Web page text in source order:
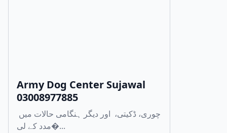
Army Dog Center Sujawal
03008977885
مدد کے لی�...